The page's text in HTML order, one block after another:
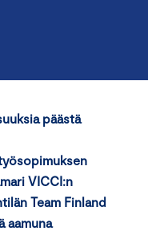
päästä
VICCI:n
Team Finland
aamuna